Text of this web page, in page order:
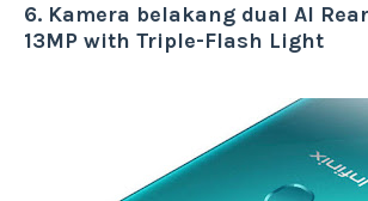
6. Kamera belakang dual AI
13MP with Triple-Flash Light